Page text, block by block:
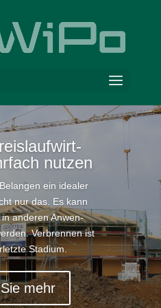
nutzen
ein idealer
nur das. Es kann
in anderen Anwen­
Verbrennen ist
Stadium.
mehr